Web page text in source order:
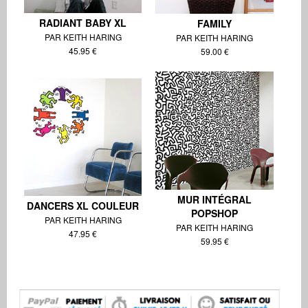
RADIANT BABY XL
PAR KEITH HARING
45.95 €
FAMILY
PAR KEITH HARING
59.00 €
DANCERS XL COULEUR
PAR KEITH HARING
47.95 €
MUR INTÉGRAL
POPSHOP
PAR KEITH HARING
59.95 €